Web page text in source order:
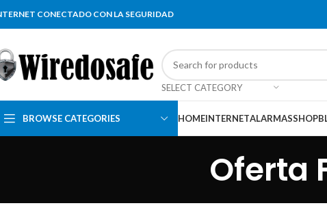
CONECTADO CON LA SEGURIDAD
SELECT CATEGORY
BROWSE CATEGORIES HOMEINTERNETALARMASSHOP
Oferta